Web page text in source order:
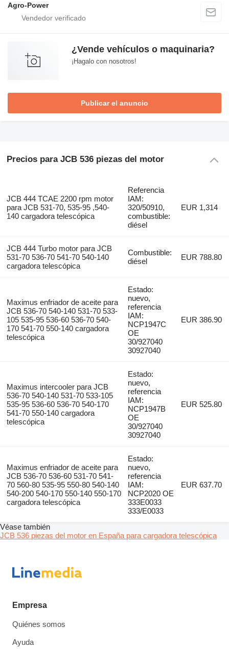
Agro-Power
¿Vende vehículos o maquinaria?
¡Hagalo con nosotros!
Publicar el anuncio
Precios para JCB 536 piezas del motor
JCB 444 TCAE 2200 rpm motor
para JCB 531-70, 535-95 ,540-
140 cargadora telescópica
Referencia
IAM:
320/50910,
combustible:
diésel
EUR 1,314
JCB 444 Turbo motor para JCB
531-70 536-70 541-70 540-140
cargadora telescópica
Combustible:
diésel
EUR 788.80
Maximus enfriador de aceite para
JCB 536-70 540-140 531-70 533-
105 535-95 536-60 536-70 540-
170 541-70 550-140 cargadora
telescópica
Estado:
nuevo,
referencia
IAM:
NCP1947C
OE
30/927040
30927040
EUR 386.90
Maximus intercooler para JCB
536-70 540-140 531-70 533-105
535-95 536-60 536-70 540-170
541-70 550-140 cargadora
telescópica
Estado:
nuevo,
referencia
IAM:
NCP1947B
OE
30/927040
30927040
EUR 525.80
Maximus enfriador de aceite para
JCB 536-70 536-60 531-70 541-
70 560-80 535-95 550-80 540-140
540-200 540-170 550-140 550-170
cargadora telescópica
Estado:
nuevo,
referencia
IAM:
NCP2020 OE
333E0033
333/E0033
EUR 637.70
Véase también
JCB 536 piezas del motor en España para cargadora telescópica
Empresa
Quiénes somos
Ayuda